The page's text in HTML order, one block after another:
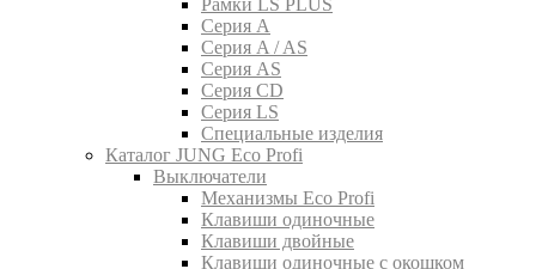
Рамки LS PLUS
Серия A
Серия A / AS
Серия AS
Серия CD
Серия LS
Специальные изделия
Каталог JUNG Eco Profi
Выключатели
Механизмы Eco Profi
Клавиши одиночные
Клавиши двойные
Клавиши одиночные с окошком